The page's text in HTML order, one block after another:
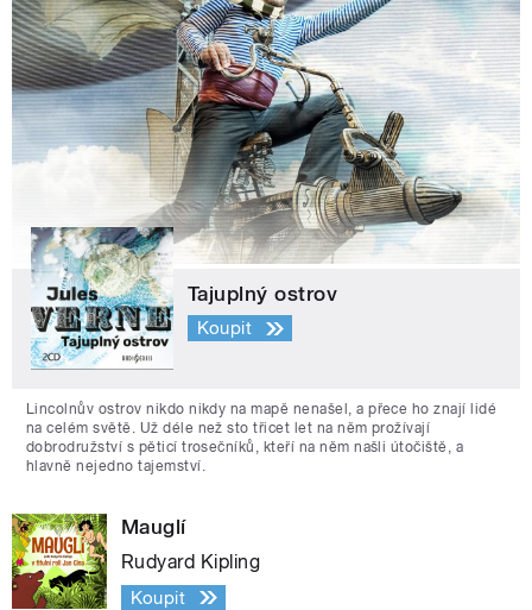
Tajuplný ostrov
Koupit
Lincolnův ostrov nikdo nikdy na mapě nenašel, a přece ho znají lidé
na celém světě. Už déle než sto třicet let na něm prožívají
dobrodružství s pěticí trosečníků, kteří na něm našli útočiště, a
hlavně nejedno tajemství.
Mauglí
Rudyard Kipling
Koupit